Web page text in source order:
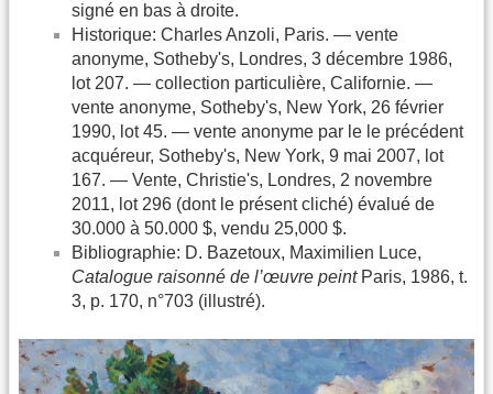
signé en bas à droite.
Historique: Charles Anzoli, Paris. — vente
anonyme, Sotheby's, Londres, 3 décembre 1986,
lot 207. — collection particulière, Californie. —
vente anonyme, Sotheby's, New York, 26 février
1990, lot 45. — vente anonyme par le le précédent
acquéreur, Sotheby's, New York, 9 mai 2007, lot
167. — Vente, Christie's, Londres, 2 novembre
2011, lot 296 (dont le présent cliché) évalué de
30.000 à 50.000 $, vendu 25,000 $.
Bibliographie: D. Bazetoux, Maximilien Luce,
Catalogue raisonné de l’œuvre peintParis, 1986, t.
3, p. 170, n°703 (illustré).